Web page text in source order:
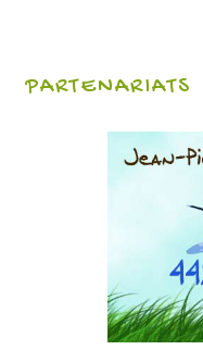
PARTENARIATS